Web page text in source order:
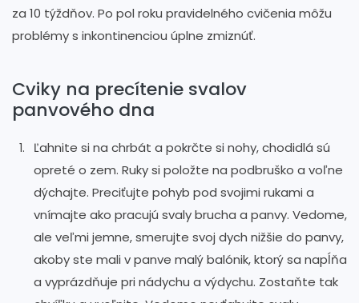
za 10 týždňov. Po pol roku pravidelného cvičenia môžu
problémy s inkontinenciou úplne zmiznúť.
Cviky na precítenie svalov
panvového dna
Ľahnite si na chrbát a pokrčte si nohy, chodidlá sú
opreté o zem. Ruky si položte na podbruško a voľne
dýchajte. Preciťujte pohyb pod svojimi rukami a
vnímajte ako pracujú svaly brucha a panvy. Vedome,
ale veľmi jemne, smerujte svoj dych nižšie do panvy,
akoby ste mali v panve malý balónik, ktorý sa napĺňa
a vyprázdňuje pri nádychu a výdychu. Zostaňte tak